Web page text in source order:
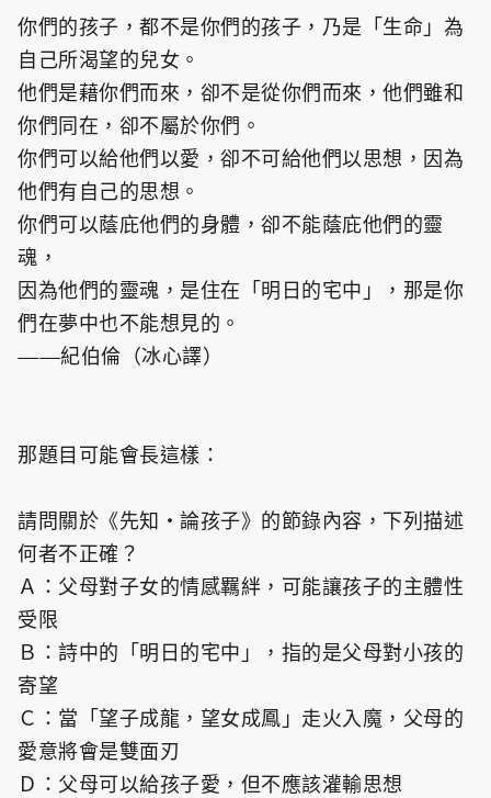
你們的孩子，都不是你們的孩子，乃是「生命」為
自己所渴望的兒女。
他們是藉你們而來，卻不是從你們而來，他們雖和
你們同在，卻不屬於你們。
你們可以給他們以愛，卻不可給他們以思想，因為
他們有自己的思想。
你們可以蔭庇他們的身體，卻不能蔭庇他們的靈
魂，
因為他們的靈魂，是住在「明日的宅中」，那是你
們在夢中也不能想見的。
——紀伯倫（冰心譯）
那題目可能會長這樣：
請問關於《先知・論孩子》的節錄內容，下列描述
何者不正確？
Ａ：父母對子女的情感羈絆，可能讓孩子的主體性
受限
Ｂ：詩中的「明日的宅中」，指的是父母對小孩的
寄望
Ｃ：當「望子成龍，望女成鳳」走火入魔，父母的
愛意將會是雙面刃
Ｄ：父母可以給孩子愛，但不應該灌輸思想